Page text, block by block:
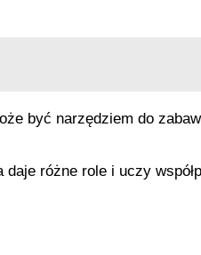
być narzędziem do
różne role i uczy